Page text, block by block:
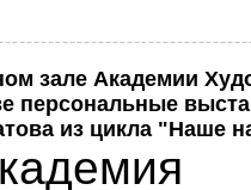
зале Академии
персональные
из цикла "Наше